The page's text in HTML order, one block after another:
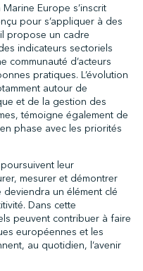
Europe s’inscrit
pour s’appliquer à des
propose un cadre
indicateurs sectoriels
communauté d’acteurs
pratiques. L’évolution
autour de
et de la gestion des
témoigne également de
phase avec les priorités
leur
mesurer et démontrer
un élément clé
Dans cette
peuvent contribuer à faire
européennes et les
au quotidien, l’avenir